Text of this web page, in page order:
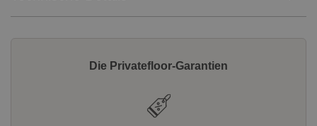
Die Privatefloor-Garantien